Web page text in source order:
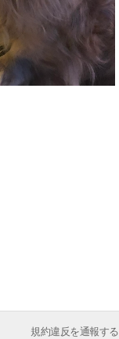
規約違反を通報する